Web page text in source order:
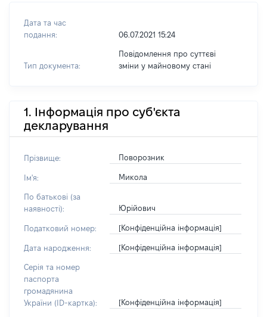
Дата та час
подання:
06.07.2021 15:24
Тип документа:
Повідомлення про суттєві
зміни y майновому стані
1. Інформація про суб'єкта
декларування
Прізвище: Поворозник
Ім'я: Микола
По батькові (за
наявності):
Юрійович
Податковий номер: [Конфіденційна інформація]
Дата народження: [Конфіденційна інформація]
Серія та номер
паспорта
громадянина
України (ID-картка):
[Конфіденційна інформація]